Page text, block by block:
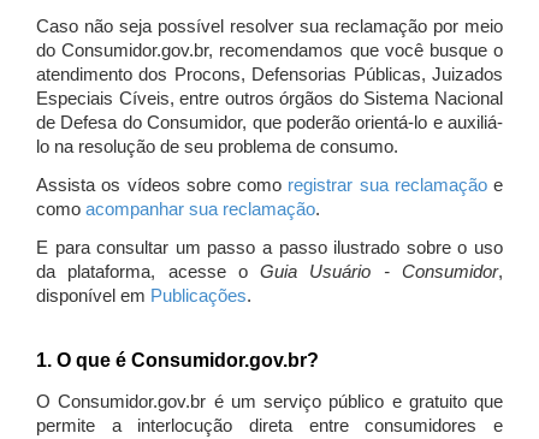
Caso não seja possível resolver sua reclamação por meio
do Consumidor.gov.br, recomendamos que você busque o
atendimento dos Procons, Defensorias Públicas, Juizados
Especiais Cíveis, entre outros órgãos do Sistema Nacional
de Defesa do Consumidor, que poderão orientá-lo e auxiliá-
lo na resolução de seu problema de consumo.
Assista os vídeos sobre como registrar sua reclamaçãoe
como acompanhar sua reclamação.
E para consultar um passo a passo ilustrado sobre o uso
da plataforma, acesse oGuia Usuário - Consumidor,
disponível em Publicações.
1. O que é Consumidor.gov.br?
O Consumidor.gov.br é um serviço público e gratuito que
permite a interlocução direta entre consumidores e